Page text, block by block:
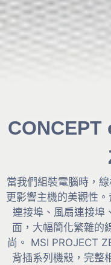
CONCEPT
當我們組裝電腦時，
更影響主機的美觀性
連接埠、風扇連接埠
面，大幅簡化繁雜的
尚。 MSI PROJECT
背插系列機殼，完整